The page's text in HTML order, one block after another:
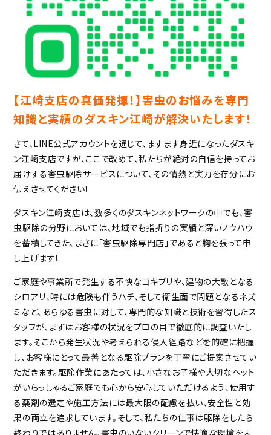
【江崎支店の真価発揮！】害虫のお悩みを専門
知識と実績のダスキン江崎が解決いたします！
さて、LINE公式アカウントを通じて、ますます身近になったダスキ
ン江崎支店ですが、ここで改めて、私たちが絶対の自信を持ってお
届けする害虫駆除サービスについて、その情熱と実力を存分にお
伝えさせてください！
ダスキン江崎支店は、数多くのダスキンネットワークの中でも、害
虫駆除の分野においては、地域でも指折りの実績と深いノウハウ
を蓄積してきた、まさに「害虫駆除専門店」であると胸を張って申
し上げます！
ご家庭や事業所で発生する不快なゴキブリや、建物の大敵となる
シロアリ、時には危険も伴うハチ、そして衛生面で問題となるネズ
ミなど、あらゆる害虫に対して、専門的な知識と技術を習得したス
タッフが、まずはお客様の状況をプロの目で徹底的に調査いたし
ます。そこから発生状況や考えられる侵入経路などを的確に把握
し、お客様にとって最善となる駆除プランを丁寧にご提案させてい
ただきます。駆除作業にあたっては、小さなお子様や大切なペット
がいらっしゃるご家庭でも心から安心していただけるよう、使用す
る薬剤の選定や施工方法には最大限の配慮を払い、安全性と効
果の両立を追求しています。そして、私たちの仕事は駆除をしたら
終わりではありません。害虫のいないクリーンで快適な環境を末